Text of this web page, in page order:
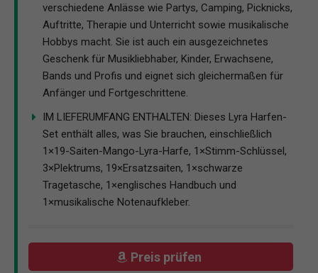
verschiedene Anlässe wie Partys, Camping, Picknicks,
Auftritte, Therapie und Unterricht sowie musikalische
Hobbys macht. Sie ist auch ein ausgezeichnetes
Geschenk für Musikliebhaber, Kinder, Erwachsene,
Bands und Profis und eignet sich gleichermaßen für
Anfänger und Fortgeschrittene.
IM LIEFERUMFANG ENTHALTEN: Dieses Lyra Harfen-
Set enthält alles, was Sie brauchen, einschließlich
1×19-Saiten-Mango-Lyra-Harfe, 1×Stimm-Schlüssel,
3×Plektrums, 19×Ersatzsaiten, 1×schwarze
Tragetasche, 1×englisches Handbuch und
1×musikalische Notenaufkleber.
Preis prüfen